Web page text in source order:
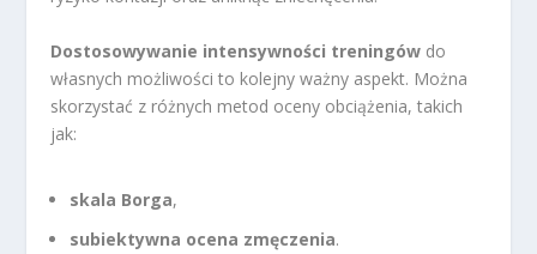
Dostosowywanie intensywności treningów do
własnych możliwości to kolejny ważny aspekt. Można
skorzystać z różnych metod oceny obciążenia, takich
jak:
skala Borga,
subiektywna ocena zmęczenia.